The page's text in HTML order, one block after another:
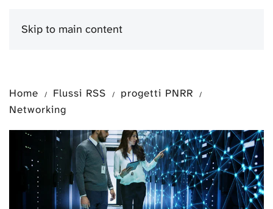
Skip to main content
Home Flussi RSS
progetti PNRR
Networking